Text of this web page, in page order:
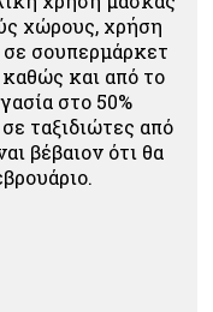
χώρους, χρήση
σουπερμάρκετ
και από το
στο 50%
ταξιδιώτες από
βέβαιον ότι θα